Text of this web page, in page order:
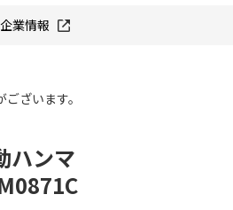
企業情報
ざいます。
ハンマ